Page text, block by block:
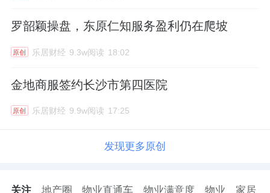
罗韶颖操盘，东原仁知服务盈利仍在爬坡
原创 乐居财经 9.3w阅读 18:02
金地商服签约长沙市第四医院
原创 乐居财经 9.9w阅读 17:25
发现更多原创
关注 地产圈 物业直通车 物业满意度 物业 家居